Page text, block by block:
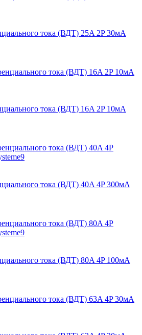
тока (ВДТ) 25A 2P 30мА
тока (ВДТ) 16A 2P 10мА
тока (ВДТ) 40A 4P 300мА
тока (ВДТ) 80A 4P 100мА